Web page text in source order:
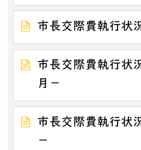
市長交際費執行状
市長交際費執行
月－
市長交際費執行状
－